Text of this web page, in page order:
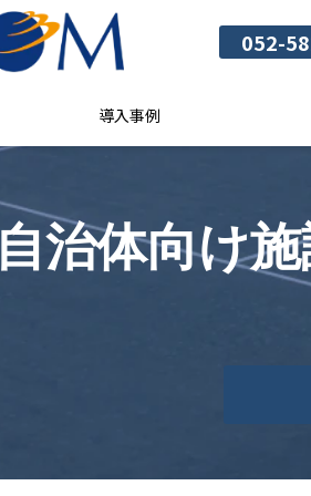
052-
導入事例
自治体向け